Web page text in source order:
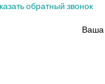
обратный звонок
Ваша